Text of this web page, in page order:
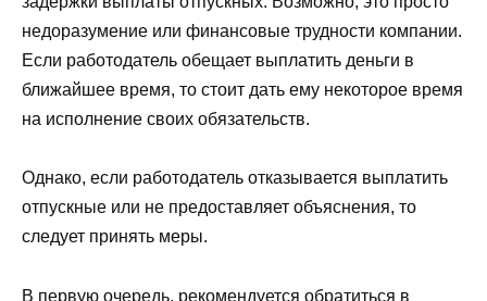
недоразумение или финансовые трудности компании.
Если работодатель обещает выплатить деньги в
ближайшее время, то стоит дать ему некоторое время
на исполнение своих обязательств.
Однако, если работодатель отказывается выплатить
отпускные или не предоставляет объяснения, то
следует принять меры.
В первую очередь, рекомендуется обратиться в